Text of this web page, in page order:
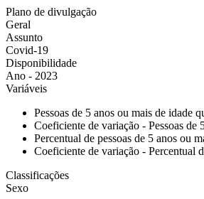
Plano de divulgação
Geral
Assunto
Covid-19
Disponibilidade
Ano - 2023
Variáveis
Pessoas de 5 anos ou mais de idade
Coeficiente de variação - Pessoas
Percentual de pessoas de 5 anos ou
Coeficiente de variação - Percentual
Classificações
Sexo